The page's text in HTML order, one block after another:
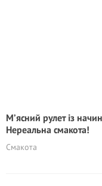
М’ясний рулет із
Нереальна смакота!
Смакота